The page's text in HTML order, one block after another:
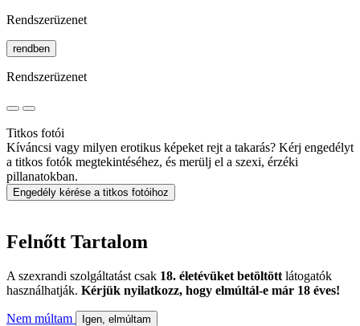
Rendszerüzenet
rendben
Rendszerüzenet
Titkos fotói
Kíváncsi vagy milyen erotikus képeket rejt a takarás? Kérj engedélyt
a titkos fotók megtekintéséhez, és merülj el a szexi, érzéki
pillanatokban.
Engedély kérése a titkos fotóihoz
Felnőtt Tartalom
A szexrandi szolgáltatást csak 18. életévüket betöltött látogatók
használhatják. Kérjük nyilatkozz, hogy elmúltál-e már 18 éves!
Nem múltam Igen, elmúltam